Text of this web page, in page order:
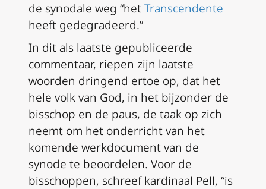
de synodale weg “hetTranscendente
heeft gedegradeerd.”
In dit als laatste gepubliceerde
commentaar, riepen zijn laatste
woorden dringend ertoe op, dat het
hele volk van God, in het bijzonder de
bisschop en de paus, de taak op zich
neemt om het onderricht van het
komende werkdocument van de
synode te beoordelen. Voor de
bisschoppen, schreef kardinaal Pell, “is